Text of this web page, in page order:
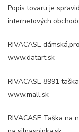
Popis tovaru je
internetových
RIVACASE
www.datart.sk
RIVACASE 8991
www.mall.sk
RIVACASE Taška na